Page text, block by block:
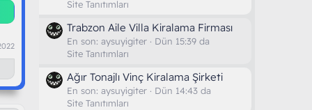
Site Tanıtımları
Trabzon Aile Villa Kiralama Firması
En son: aysuyigiter
Dün 15:39 da
Site Tanıtımları
Ağır Tonajlı Vinç Kiralama Şirketi
En son: aysuyigiter
Dün 14:43 da
Site Tanıtımları